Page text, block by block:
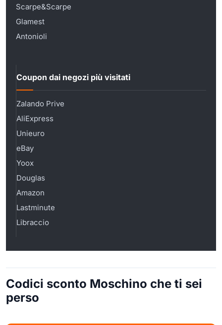
Scarpe&Scarpe
Glamest
Antonioli
Coupon dai negozi più visitati
Zalando Prive
AliExpress
Unieuro
eBay
Yoox
Douglas
Amazon
Lastminute
Libraccio
Codici sconto Moschino che ti sei
perso